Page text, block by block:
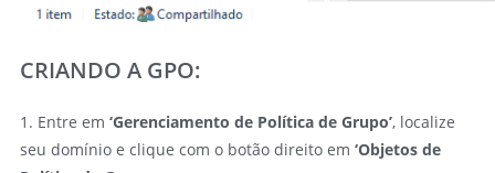
CRIANDO A GPO:
1. Entre em ‘Gerenciamento de Política de Grupo’, localize
seu domínio e clique com o botão direito em ‘Objetos de